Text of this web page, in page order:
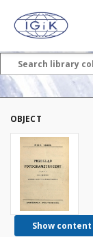
OBJECT
Show content